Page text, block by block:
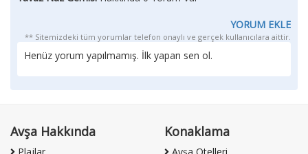
YORUM EKLE
** Sitemizdeki tüm yorumlar telefon onaylı ve gerçek kullanıcılara aittir.
Henüz yorum yapılmamış. İlk yapan sen ol.
Avşa Hakkında Konaklama